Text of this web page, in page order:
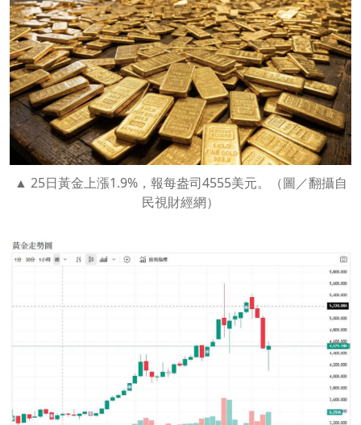
25日黃金上漲1.9%，報每盎司4555美元。（圖／翻攝自
民視財經網）